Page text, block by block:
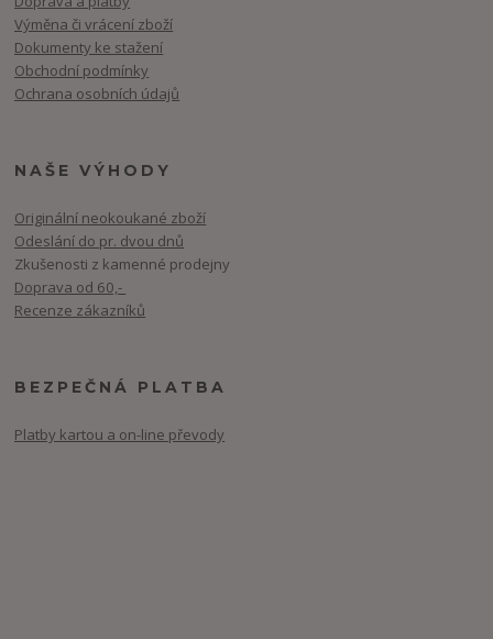
Výměna či vrácení zboží
Dokumenty ke stažení
Obchodní podmínky
Ochrana osobních údajů
NAŠE VÝHODY
Originální neokoukané zboží
Odeslání do pr. dvou dnů
Zkušenosti z kamenné prodejny
Doprava od 60,-
Recenze zákazníků
BEZPEČNÁ PLATBA
Platby kartou a on-line převody